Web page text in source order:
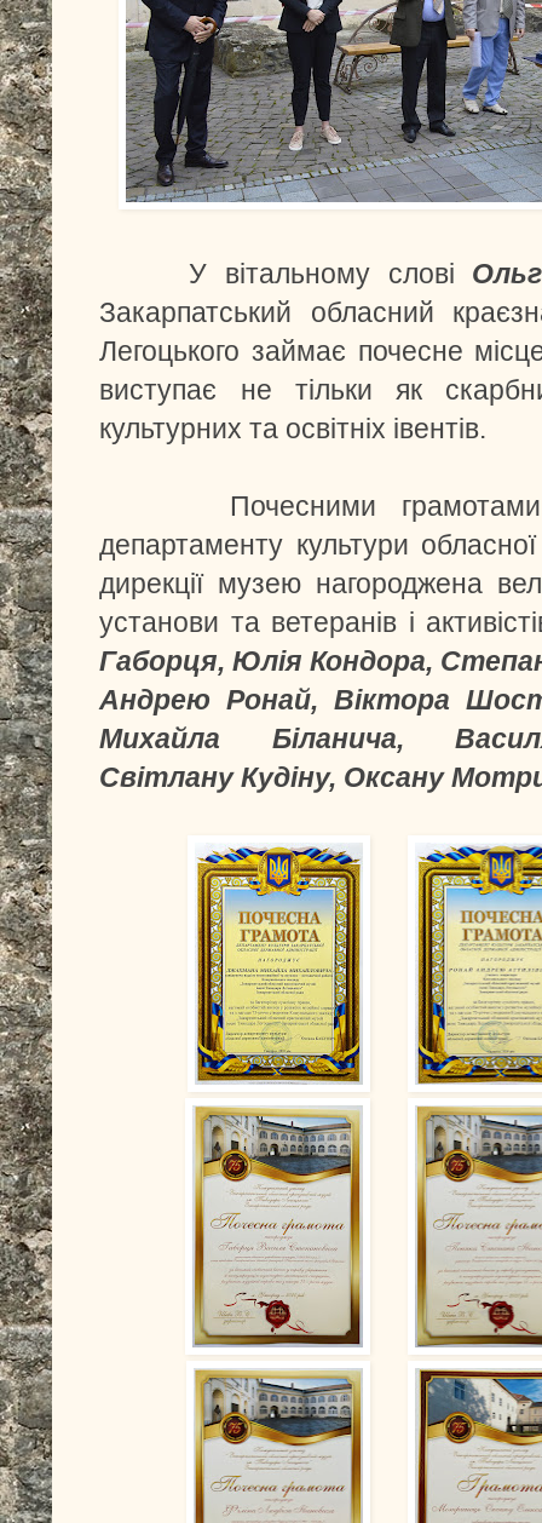
У вітальному слові
Закарпатський обласний
Легоцького займає почесне місце
виступає не тільки як
культурних та освітніх івентів.
Почесними грамотами,
департаменту культури
дирекції музею нагороджена
установи та ветеранів і
Габорця, Юлія Кондора,
Андрею Ронай, Віктора
Михайла Біланича,
Світлану Кудіну, Оксану